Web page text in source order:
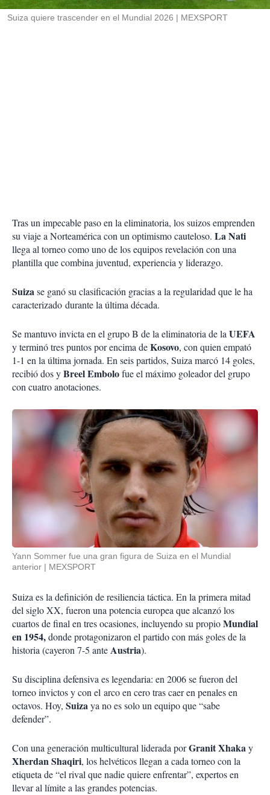
r
Suiza quiere trascender en el Mundial 2026 MEXSPORT
Tras un impecable paso en la eliminatoria, los suizos emprenden
su viaje a Norteamérica con un optimismo cauteloso. La Nati
llega al torneo como uno de los equipos revelación con una
plantilla que combina juventud, experiencia y liderazgo.
Suizase ganó su clasificación gracias a la regularidad que le ha
caracterizado durante la última década.
Se mantuvo invicta en el grupo B de la eliminatoria de laUEFA
y terminó tres puntos por encima deKosovo, con quien empató
1-1 en la última jornada. En seis partidos, Suiza marcó 14 goles,
recibió dos yBreel Embolofue el máximo goleador del grupo
con cuatro anotaciones.
Yann Sommer fue una gran figura de Suiza en el Mundial
anterior
MEXSPORT
Suiza es la definición de resiliencia táctica. En la primera mitad
del siglo XX, fueron una potencia europea que alcanzó los
cuartos de final en tres ocasiones, incluyendo su propioMundial
en 1954,donde protagonizaron el partido con más goles de la
historia (cayeron 7-5 anteAustria).
Su disciplina defensiva es legendaria: en 2006 se fueron del
torneo invictos y con el arco en cero tras caer en penales en
octavos. Hoy, Suizaya no es solo un equipo que “sabe
defender”.
Con una generación multicultural liderada porGranit Xhakay
Xherdan Shaqiri, los helvéticos llegan a cada torneo con la
etiqueta de “el rival que nadie quiere enfrentar”, expertos en
llevar al límite a las grandes potencias.